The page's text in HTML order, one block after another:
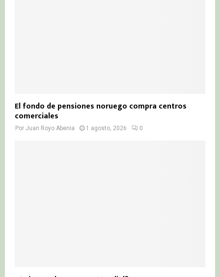
El fondo de pensiones noruego compra centros
comerciales
Por Juan Royo Abenia 1 agosto, 2026 0